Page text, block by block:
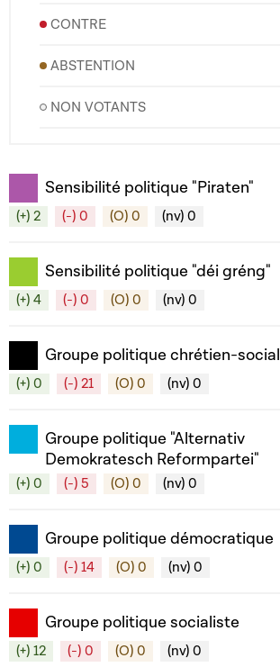
CONTRE
ABSTENTION
NON VOTANTS
Sensibilité politique "Piraten"
(+) 2 (-) 0 (O) 0 (nv) 0
Sensibilité politique "déi gréng"
(+) 4 (-) 0 (O) 0 (nv) 0
Groupe politique chrétien-social
(+) 0 (-) 21 (O) 0 (nv) 0
Groupe politique "Alternativ
Demokratesch Reformpartei"
(+) 0 (-) 5 (O) 0 (nv) 0
Groupe politique démocratique
(+) 0 (-) 14 (O) 0 (nv) 0
Groupe politique socialiste
(+) 12 (-) 0 (O) 0 (nv) 0